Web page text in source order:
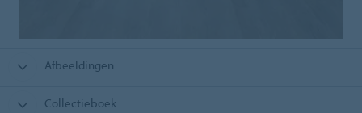
Afbeeldingen
Collectieboek